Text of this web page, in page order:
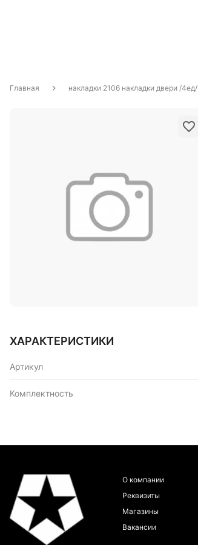
Главная накладки 2106 накладки двери /4ед/
ХАРАКТЕРИСТИКИ
Артикул
Комплектность
О компании
Реквизиты
Магазины
Вакансии